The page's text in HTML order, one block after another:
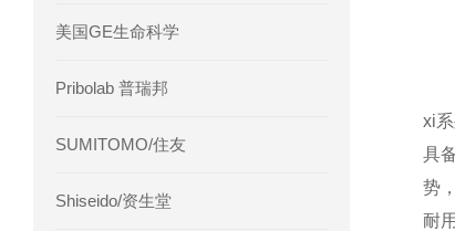
美国GE生命科学
Pribolab 普瑞邦
SUMITOMO/住友
Shiseido/资生堂
xi系
具
势
耐